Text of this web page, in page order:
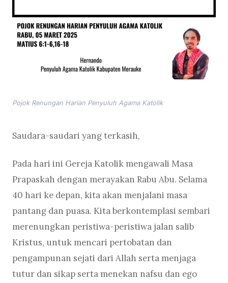
Pojok Renungan Harian Penyuluh Agama Katolik
Saudara-saudari yang terkasih,
Pada hari ini Gereja Katolik mengawali Masa
Prapaskah dengan merayakan Rabu Abu. Selama
40 hari ke depan, kita akan menjalani masa
pantang dan puasa. Kita berkontemplasi sembari
merenungkan peristiwa-peristiwa jalan salib
Kristus, untuk mencari pertobatan dan
pengampunan sejati dari Allah serta menjaga
tutur dan sikap serta menekan nafsu dan ego